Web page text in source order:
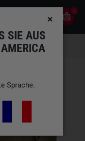
0
SIE AUS
Sprache.